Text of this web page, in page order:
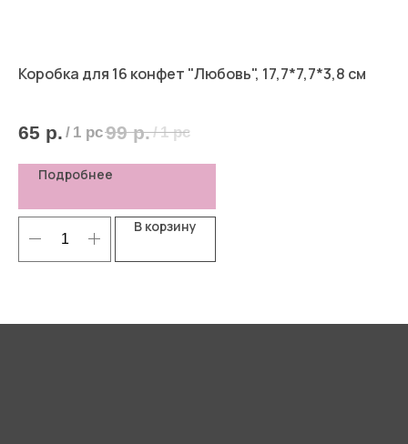
Коробка для 16 конфет "Любовь", 17,7*7,7*3,8 см
65 р. / 1 pc99 р./1 pc
Подробнее
В корзину